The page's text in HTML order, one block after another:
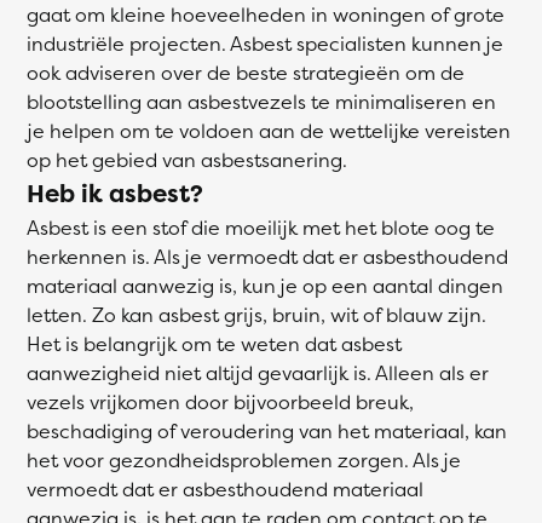
gaat om kleine hoeveelheden in woningen of grote
industriële projecten. Asbest specialisten kunnen je
ook adviseren over de beste strategieën om de
blootstelling aan asbestvezels te minimaliseren en
je helpen om te voldoen aan de wettelijke vereisten
op het gebied van asbestsanering.
Heb ik asbest?
Asbest is een stof die moeilijk met het blote oog te
herkennen is. Als je vermoedt dat er asbesthoudend
materiaal aanwezig is, kun je op een aantal dingen
letten. Zo kan asbest grijs, bruin, wit of blauw zijn.
Het is belangrijk om te weten dat asbest
aanwezigheid niet altijd gevaarlijk is. Alleen als er
vezels vrijkomen door bijvoorbeeld breuk,
beschadiging of veroudering van het materiaal, kan
het voor gezondheidsproblemen zorgen. Als je
vermoedt dat er asbesthoudend materiaal